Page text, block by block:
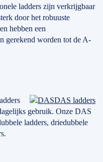
ladders zijn verkrijgbaar
door het robuuste
hebben een
gerekend worden tot de A-
DAS ladders
gebruik. Onze DAS
ladders, driedubbele
vouwladders.